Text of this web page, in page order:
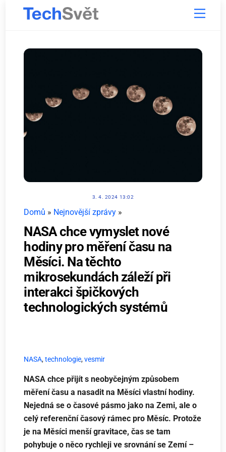
Menu
3. 4. 2024 13:02
Domů » Nejnovější zprávy »
NASA chce vymyslet nové
hodiny pro měření času na
Měsíci. Na těchto
mikrosekundách záleží při
interakci špičkových
technologických systémů
NASA,technologie,vesmir
NASA chce přijít s neobyčejným způsobem
měření času a nasadit na Měsíci vlastní hodiny.
Nejedná se o časové pásmo jako na Zemi, ale o
celý referenční časový rámec pro Měsíc. Protože
je na Měsíci menší gravitace, čas se tam
pohybuje o něco rychleji ve srovnání se Zemí –